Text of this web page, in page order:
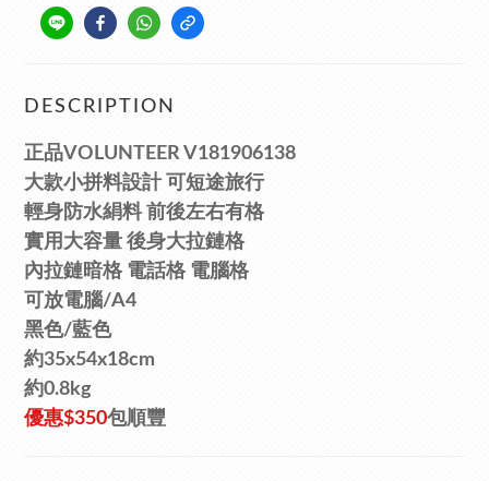
DESCRIPTION
正品VOLUNTEER V181906138
大款小拼料設計 可短途旅行
輕身防水絹料 前後左右有格
實用 大容量 後身大拉鏈格
內拉鏈暗格 電話格 電腦格
可放電腦/A4
黑色/藍色
約35x54x18cm
約0.8kg
優惠$350包順豐